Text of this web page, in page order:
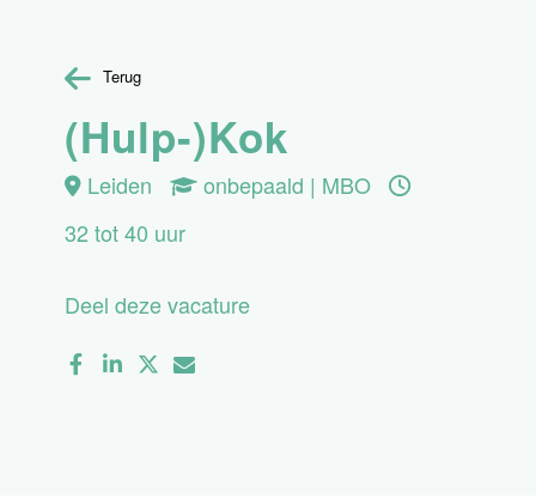
Terug
(Hulp-)Kok
Leiden
onbepaald | MBO
32 tot 40 uur
Deel deze vacature